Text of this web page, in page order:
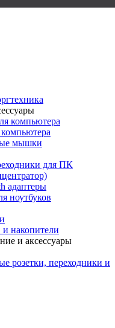
компьютера
мышки
для ПК
адаптеры
ноутбуков
накопители
и аксессуары
розетки, переходники и